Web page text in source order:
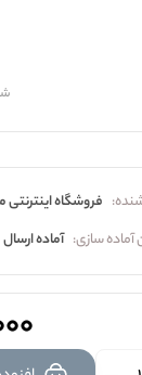
فروشگاه اینترنتی
آماده سازی: آماده ارسال